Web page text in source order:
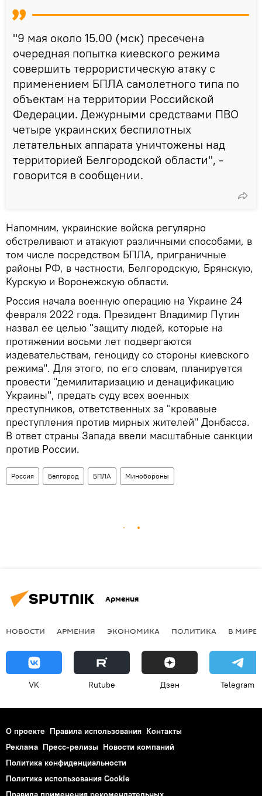
"9 мая около 15.00 (мск) пресечена
очередная попытка киевского режима
совершить террористическую атаку c
применением БПЛА самолетного типа по
объектам на территории Российской
Федерации. Дежурными средствами ПВО
четыре украинских беспилотных
летательных аппарата уничтожены над
территорией Белгородской области", -
говорится в сообщении.
Напомним, украинские войска регулярно
обстреливают и атакуют различными способами, в
том числе посредством БПЛА, приграничные
районы РФ, в частности, Белгородскую, Брянскую,
Курскую и Воронежскую области.
Россия начала военную операцию на Украине 24
февраля 2022 года. Президент Владимир Путин
назвал ее целью "защиту людей, которые на
протяжении восьми лет подвергаются
издевательствам, геноциду со стороны киевского
режима". Для этого, по его словам, планируется
провести "демилитаризацию и денацификацию
Украины", предать суду всех военных
преступников, ответственных за "кровавые
преступления против мирных жителей" Донбасса.
В ответ страны Запада ввели масштабные санкции
против России.
Россия Белгород БПЛА Минобороны
Армения
НОВОСТИ АРМЕНИЯ ЭКОНОМИКА ПОЛИТИКА В МИРЕ
VK Rutube Дзен Telegram
О проекте Правила использования Контакты
Реклама Пресс-релизы Новости компаний
Политика конфиденциальности
Политика использования Cookie